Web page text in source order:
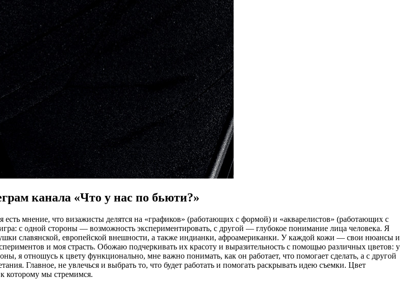
канала «Что у нас по бьюти?»
мнение, что визажисты делятся на «графиков» (работающих с формой) и «акварелистов» (работающих с
с одной стороны — возможность экспериментировать, с другой — глубокое понимание лица человека. Я
славянской, европейской внешности, а также индианки, афроамериканки. У каждой кожи — свои нюансы и
и моя страсть. Обожаю подчеркивать их красоту и выразительность с помощью различных цветов: у
я отношусь к цвету функционально, мне важно понимать, как он работает, что помогает сделать, а с другой
Главное, не увлечься и выбрать то, что будет работать и помогать раскрывать идею съемки. Цвет
которому мы стремимся.